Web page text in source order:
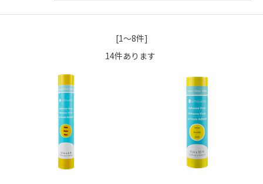
[1～8件]
14件あります